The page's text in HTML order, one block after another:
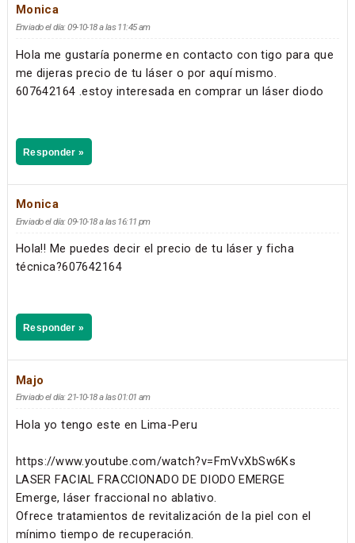
Monica
Enviado el día: 09-10-18 a las 11:45 am
Hola me gustaría ponerme en contacto con tigo para que
me dijeras precio de tu láser o por aquí mismo.
607642164 .estoy interesada en comprar un láser diodo
Responder »
Monica
Enviado el día: 09-10-18 a las 16:11 pm
Hola!! Me puedes decir el precio de tu láser y ficha
técnica?607642164
Responder »
Majo
Enviado el día: 21-10-18 a las 01:01 am
Hola yo tengo este en Lima-Peru
https://www.youtube.com/watch?v=FmVvXbSw6Ks
LASER FACIAL FRACCIONADO DE DIODO EMERGE
Emerge, láser fraccional no ablativo.
Ofrece tratamientos de revitalización de la piel con el
mínimo tiempo de recuperación.